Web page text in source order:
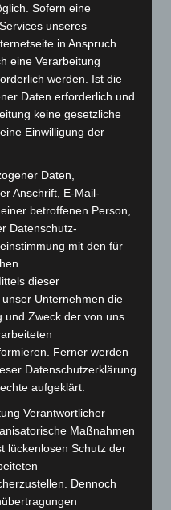
Künstler persönlich
ihre Arbeiten ins
ist kostenfrei.
Charakter des
Kleidung zu
Sofern eine
unseres
in Anspruch
eine Verarbeitung
werden. Ist die
Daten erforderlich und
keine gesetzliche
Einwilligung der
Daten,
Anschrift, E-Mail-
betroffenen Person,
Datenschutz-
mit den für
dieser
Unternehmen die
und Zweck der von uns
Ferner werden
Datenschutzerklärung
aufgeklärt.
Verantwortlicher
Maßnahmen
lückenlosen Schutz der
Dennoch